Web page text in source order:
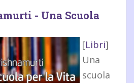
- Una Scuola
[Libri]
Una
scuola